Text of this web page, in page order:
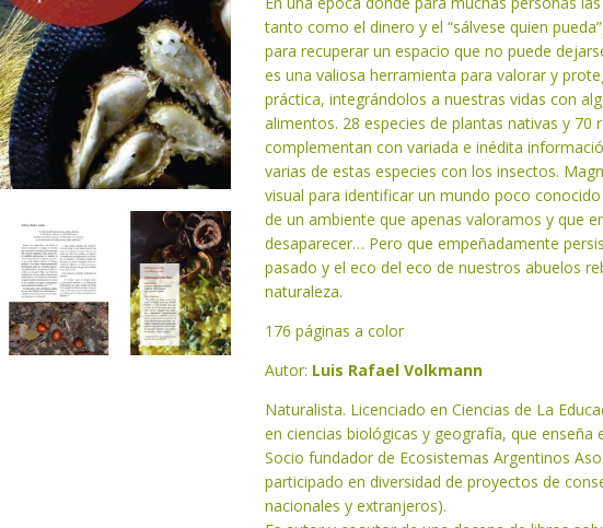
tanto como el dinero y el “sálvese quien
para recuperar un espacio que no puede
es una valiosa herramienta para valorar y
práctica, integrándolos a nuestras vidas con
alimentos. 28 especies de plantas nativas y 70
complementan con variada e inédita
varias de estas especies con los insectos.
visual para identificar un mundo poco
de un ambiente que apenas valoramos y que
desaparecer… Pero que empeñadamente
pasado y el eco del eco de nuestros abuelos
naturaleza.
176 páginas a color
Autor: Luis Rafael Volkmann
Naturalista. Licenciado en Ciencias de La
en ciencias biológicas y geografía, que enseña
Socio fundador de Ecosistemas Argentinos
participado en diversidad de proyectos de
nacionales y extranjeros).